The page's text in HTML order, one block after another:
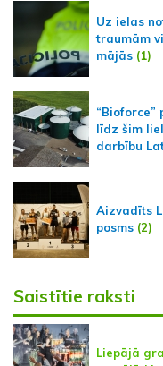
Uz ielas
traumām
mājās (1)
līdz šim
darbību
Aizvadīts
posms (2)
Saistītie raksti
Liepājā